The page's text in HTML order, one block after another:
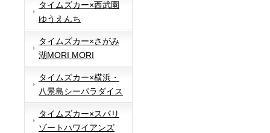
タイムズカー×西武園
ゆうえんち
タイムズカー×さがみ
湖MORI MORI
タイムズカー×横浜・
八景島シーパラダイス
タイムズカー×スパリ
ゾートハワイアンズ